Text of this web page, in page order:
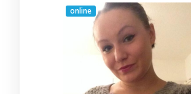
online